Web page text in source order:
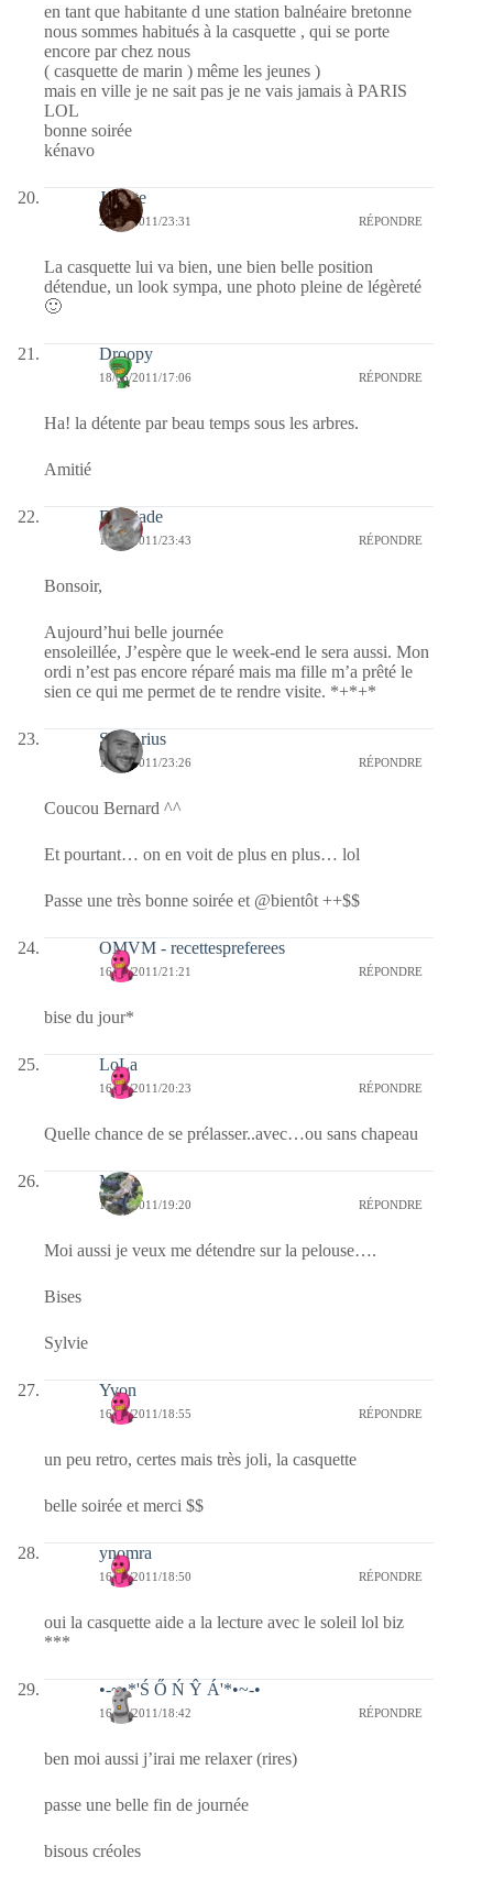
en tant que habitante d une station balnéaire bretonne
nous sommes habitués à la casquette , qui se porte
encore par chez nous
( casquette de marin ) même les jeunes )
mais en ville je ne sait pas je ne vais jamais à PARIS
LOL
bonne soirée
kénavo
Jacinte
20/06/2011/23:31 RÉPONDRE
La casquette lui va bien, une bien belle position
détendue, un look sympa, une photo pleine de légèreté
🙂
Droopy
18/06/2011/17:06 RÉPONDRE
Ha! la détente par beau temps sous les arbres.
Amitié
Domjade
16/06/2011/23:43 RÉPONDRE
Bonsoir,
Aujourd’hui belle journée
ensoleillée, J’espère que le week-end le sera aussi. Mon
ordi n’est pas encore réparé mais ma fille m’a prêté le
sien ce qui me permet de te rendre visite. *+*+*
SD-Arius
16/06/2011/23:26 RÉPONDRE
Coucou Bernard ^^
Et pourtant… on en voit de plus en plus… lol
Passe une très bonne soirée et @bientôt ++$$
OMVM - recettespreferees
16/06/2011/21:21 RÉPONDRE
bise du jour*
LoLa
16/06/2011/20:23 RÉPONDRE
Quelle chance de se prélasser..avec…ou sans chapeau
M
16/06/2011/19:20 RÉPONDRE
Moi aussi je veux me détendre sur la pelouse….
Bises
Sylvie
Yvon
16/06/2011/18:55 RÉPONDRE
un peu retro, certes mais très joli, la casquette
belle soirée et merci $$
ynomra
16/06/2011/18:50 RÉPONDRE
oui la casquette aide a la lecture avec le soleil lol biz
***
•-~•*'Ś Ő Ń Ŷ Á'*•~-•
16/06/2011/18:42 RÉPONDRE
ben moi aussi j’irai me relaxer (rires)
passe une belle fin de journée
bisous créoles